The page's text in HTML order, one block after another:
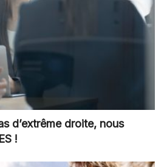
d’extrême droite, nous
!